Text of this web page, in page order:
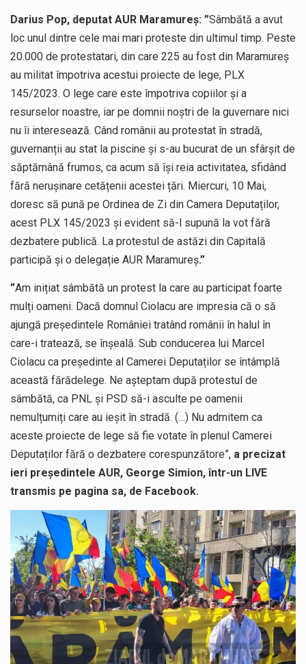
Darius Pop, deputat AUR Maramureș: ”Sâmbătă a avut
loc unul dintre cele mai mari proteste din ultimul timp. Peste
20.000 de protestatari, din care 225 au fost din Maramureș
au militat împotriva acestui proiecte de lege, PLX
145/2023. O lege care este împotriva copiilor și a
resurselor noastre, iar pe domnii noștri de la guvernare nici
nu îi interesează. Când românii au protestat în stradă,
guvernanții au stat la piscine și s-au bucurat de un sfârșit de
săptămână frumos, ca acum să își reia activitatea, sfidând
fără nerușinare cetățenii acestei țări. Miercuri, 10 Mai,
doresc să pună pe Ordinea de Zi din Camera Deputaților,
acest PLX 145/2023 și evident să-l supună la vot fără
dezbatere publică. La protestul de astăzi din Capitală
participă și o delegație AUR Maramureș.”
”Am inițiat sâmbătă un protest la care au participat foarte
mulți oameni. Dacă domnul Ciolacu are impresia că o să
ajungă președintele României tratând românii în halul în
care-i tratează, se înșeală. Sub conducerea lui Marcel
Ciolacu ca președinte al Camerei Deputaților se întâmplă
această fărădelege. Ne așteptam după protestul de
sâmbătă, ca PNL și PSD să-i asculte pe oamenii
nemulțumiți care au ieșit în stradă. (…) Nu admitem ca
aceste proiecte de lege să fie votate în plenul Camerei
Deputaților fără o dezbatere corespunzătore”, a precizat
ieri președintele AUR, George Simion, într-un LIVE
transmis pe pagina sa, de Facebook.